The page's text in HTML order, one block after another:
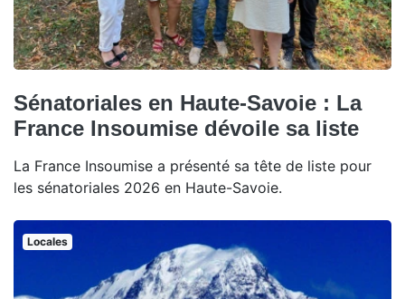
Sénatoriales en Haute-Savoie : La
France Insoumise dévoile sa liste
La France Insoumise a présenté sa tête de liste pour
les sénatoriales 2026 en Haute-Savoie.
Locales